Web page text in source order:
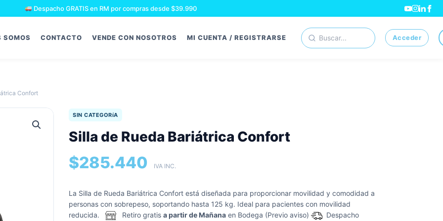
Despacho GRATIS en RM por compras desde $39.990
Apoyo domiciliario
Kinesiología y Fisioterapia
Concentradores de oxígeno
Rehabilitación respiratoria
CPAP
Limpieza Bucal
SOMOS CONTACTO VENDE CON NOSOTROS MI CUENTA / REGISTRARSE
Buscar por:
Acceder
Confort
SIN CATEGORíA
Silla de Rueda Bariátrica Confort
$285.440 IVA INC.
La Silla de Rueda Bariátrica Confort está diseñada para proporcionar movilidad y comodidad a
personas con sobrepeso, soportando hasta 125 kg. Ideal para pacientes con movilidad
reducida.
Retiro gratis a partir de Mañana en Bodega (Previo aviso)
Despacho